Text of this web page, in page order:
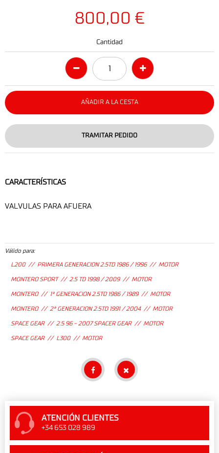
800,00 €
Cantidad
AÑADIR A LA CESTA
TRAMITAR PEDIDO
CARACTERÍSTICAS
VALVULAS PARA AFUERA
Válido para:
L200 // PRIMERA GENERACION 2.5TD 1986 / 1996 // MOTOR
MONTERO SPORT // 2.5 TD 1998 / 2009 // MOTOR
MONTERO // 1ª GENERACION 2.5TD 1986 / 1989 // MOTOR
MONTERO // 2ª GENERACION 2.5TD 1991 / 2004 // MOTOR
SPACE GEAR // 2.5 96 - 2007 SPACER GEAR // MOTOR
SPACE GEAR // L300 // MOTOR
ATENCIÓN CLIENTES
+34 653 028 989